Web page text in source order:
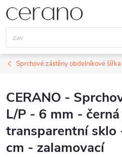
Přejít
na
obsah
Sprchové zástěny obdelníkové
CERANO -
L/P - 6 mm -
transparentní
cm - zalamovací